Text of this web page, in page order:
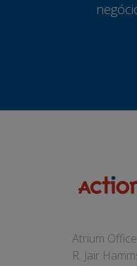
Atrium Office
R. Jair